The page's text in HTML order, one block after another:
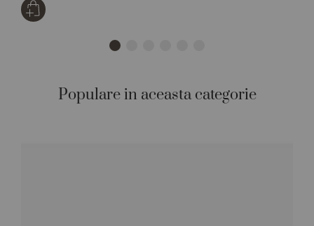
Populare in aceasta categorie